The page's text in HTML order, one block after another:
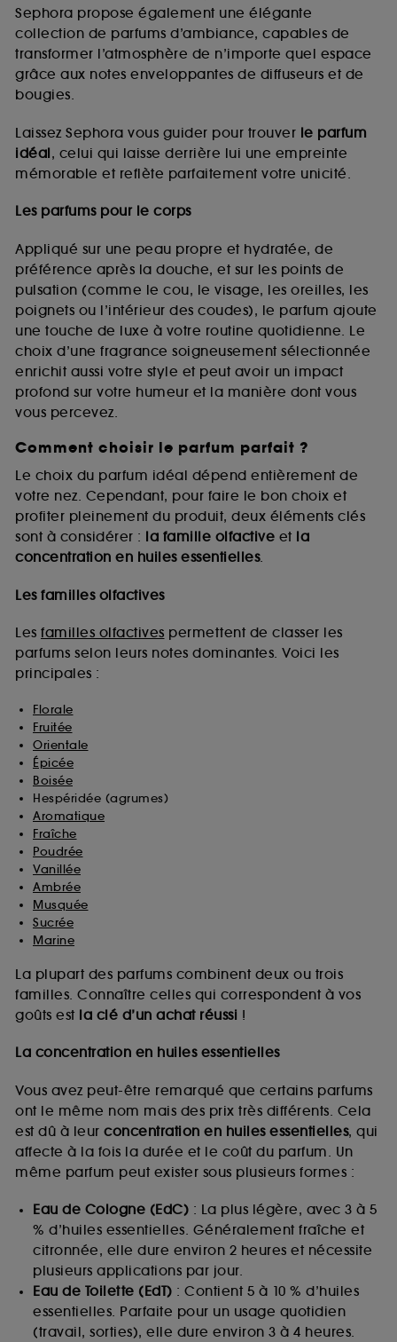
Sephora propose également une élégante
collection de parfums d’ambiance, capables de
transformer l’atmosphère de n’importe quel espace
grâce aux notes enveloppantes de diffuseurs et de
bougies.
Laissez Sephora vous guider pour trouver le parfum
idéal, celui qui laisse derrière lui une empreinte
mémorable et reflète parfaitement votre unicité.
Les parfums pour le corps
Appliqué sur une peau propre et hydratée, de
préférence après la douche, et sur les points de
pulsation (comme le cou, le visage, les oreilles, les
poignets ou l’intérieur des coudes), le parfum ajoute
une touche de luxe à votre routine quotidienne. Le
choix d’une fragrance soigneusement sélectionnée
enrichit aussi votre style et peut avoir un impact
profond sur votre humeur et la manière dont vous
vous percevez.
Comment choisir le parfum parfait ?
Le choix du parfum idéal dépend entièrement de
votre nez. Cependant, pour faire le bon choix et
profiter pleinement du produit, deux éléments clés
sont à considérer : la famille olfactive et la
concentration en huiles essentielles.
Les familles olfactives
Les familles olfactives permettent de classer les
parfums selon leurs notes dominantes. Voici les
principales :
Florale
Fruitée
Orientale
Épicée
Boisée
Hespéridée (agrumes)
Aromatique
Fraîche
Poudrée
Vanillée
Ambrée
Musquée
Sucrée
Marine
La plupart des parfums combinent deux ou trois
familles. Connaître celles qui correspondent à vos
goûts est la clé d’un achat réussi !
La concentration en huiles essentielles
Vous avez peut-être remarqué que certains parfums
ont le même nom mais des prix très différents. Cela
est dû à leur concentration en huiles essentielles, qui
affecte à la fois la durée et le coût du parfum. Un
même parfum peut exister sous plusieurs formes :
Eau de Cologne (EdC) : La plus légère, avec 3 à 5
% d’huiles essentielles. Généralement fraîche et
citronnée, elle dure environ 2 heures et nécessite
plusieurs applications par jour.
Eau de Toilette (EdT) : Contient 5 à 10 % d’huiles
essentielles. Parfaite pour un usage quotidien
(travail, sorties), elle dure environ 3 à 4 heures.
de vous plaire via des publicités, y compris sur des
sites tiers et sur les réseaux sociaux, sur la base
des pages que vous avez consultées, de votre
navigation, et de l'historique de vos interactions.
d’en améliorer la performance.
Cookies de sécurisation des paiements en ligne :
fraudes aux moyens de paiement et les
usurpations d’identité.
Cookies fonctionnels :il s’agit de cookies
permettant l’affichage et/ou la fourniture de
certaines fonctionnalités du site, tel que les
cookies d’authentification qui sont utilisés afin de
vous faire bénéficier de l’authentification
prolongée vous permettant d’accéder à votre
compte lors de votre prochaine visite sur le site
sans saisir à nouveau votre identifiant et mot de
passe.
A l'exception des cookies techniques, le dépôt et la
lecture de ces traceurs requiert votre accord. Vous
pouvez personnaliser vos choix concernant le dépôt
de ces cookies grâce au bouton "personnaliser mes
choix" ci-dessous ou décider de "tout accepter".
Sephora pourra associer les informations de
navigation collectées par ces Cookies, pour les
collectées ou générées lors de votre activité en ligne
sur "continuer sans accepter". Voous pouvez à tout
moment choisir de retirer votrte consentement. Si vous
souhaitez obtenir plus d'information sur les cookies
utilisés, cliquez